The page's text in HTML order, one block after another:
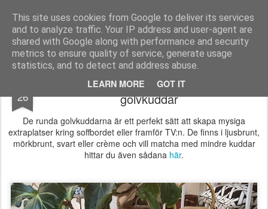
This site uses cookies from Google to deliver its services
and to analyze traffic. Your IP address and user-agent are
shared with Google along with performance and security
metrics to ensure quality of service, generate usage
statistics, and to detect and address abuse.
LEARN MORE GOT IT
Longcoast Living Longcoast Living är en webbutik där du hittar personlig och tidlös inredning till ditt hem.
Startsida Longcoast Living För Bloggare och Press
26
Skapa extra sittplatser med snygga
golvkuddar
De runda golvkuddarna är ett perfekt sätt att skapa mysiga
extraplatser kring soffbordet eller framför TV:n. De finns i ljusbrunt,
mörkbrunt, svart eller crème och vill matcha med mindre kuddar
hittar du även sådana här.